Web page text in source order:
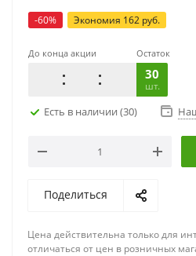
-60% Экономия 162 руб.
До конца акции Остаток
30
шт.
Есть в наличии (30)
Поделиться
Цена действительна только для
отличаться от цен в розничных